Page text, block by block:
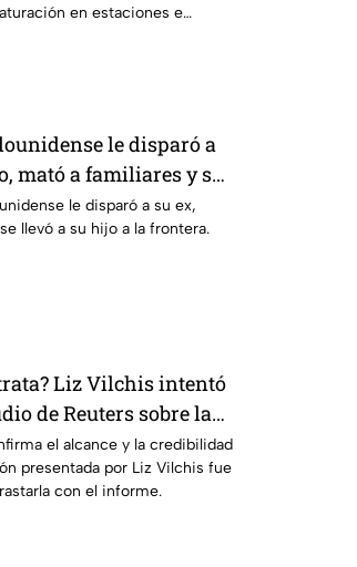
en estaciones e
le disparó a
mató a familiares y se
le disparó a su ex,
llevó a su hijo a la frontera.
Liz Vilchis intentó
de Reuters sobre la
Azteca
el alcance y la credibilidad
presentada por Liz Vilchis fue
con el informe.